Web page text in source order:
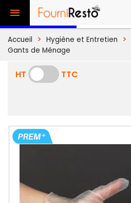

Accueil Hygiène et Entretien
Gants de Ménage
HT
TTC